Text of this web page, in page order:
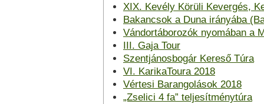
XIX. Kevély Körüli Kevergés,
Bakancsok a Duna irányába
Vándortáborozók nyomában a
III. Gaja Tour
Szentjánosbogár Kereső Túra
VI. KarikaToura 2018
Vértesi Barangolások 2018
„Zselici 4 fa” teljesítménytúra